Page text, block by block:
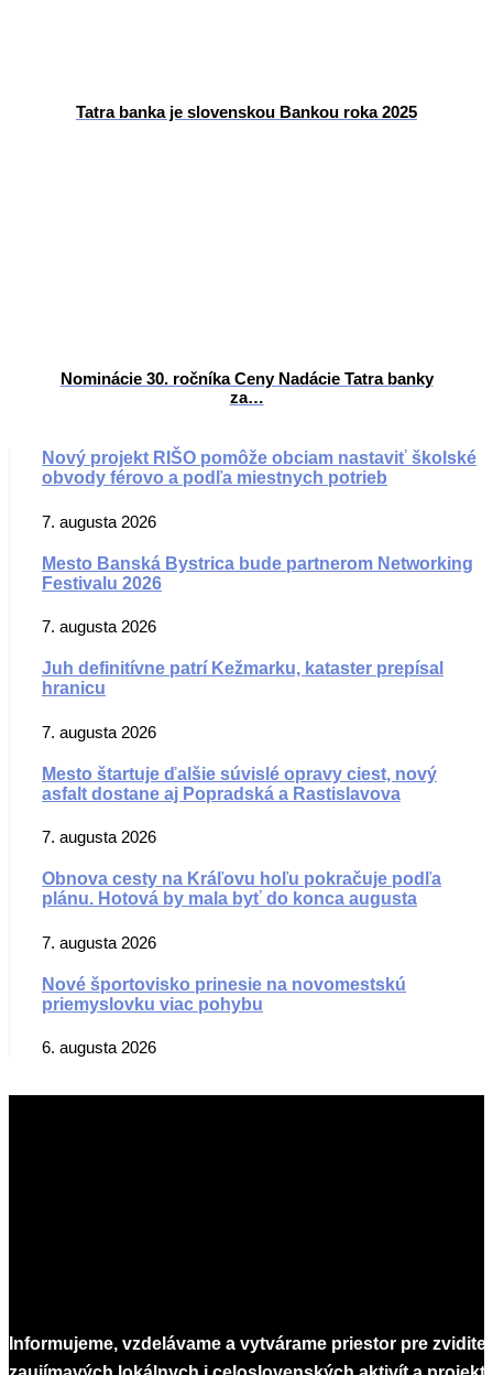
Tatra banka je slovenskou Bankou roka 2025
Nominácie 30. ročníka Ceny Nadácie Tatra banky
za…
Nový projekt RIŠO pomôže obciam nastaviť školské
obvody férovo a podľa miestnych potrieb
7. augusta 2026
Mesto Banská Bystrica bude partnerom Networking
Festivalu 2026
7. augusta 2026
Juh definitívne patrí Kežmarku, kataster prepísal
hranicu
7. augusta 2026
Mesto štartuje ďalšie súvislé opravy ciest, nový
asfalt dostane aj Popradská a Rastislavova
7. augusta 2026
Obnova cesty na Kráľovu hoľu pokračuje podľa
plánu. Hotová by mala byť do konca augusta
7. augusta 2026
Nové športovisko prinesie na novomestskú
priemyslovku viac pohybu
6. augusta 2026
Informujeme, vzdelávame a vytvárame priestor pre